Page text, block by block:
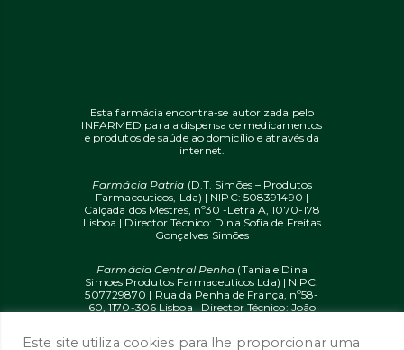
Esta farmácia encontra-se autorizada pelo
INFARMED para a dispensa de medicamentos
e produtos de saúde ao domicílio e através da
internet.
Farmácia Patria (D.T. Simões – Produtos
Farmaceuticos, Lda) | NIPC: 508391490 |
Calçada dos Mestres, nº30 -Letra A, 1070-178
Lisboa | Director Técnico: Dina Sofia de Freitas
Gonçalves Simões
Farmácia Central Penha (Tania e Dina
Simoes Produtos Farmaceuticos Lda) | NIPC:
507729870 | Rua da Penha de França, nº58-
60, 1170-306 Lisboa | Director Técnico: João
Este site utiliza cookies para lhe proporcionar uma